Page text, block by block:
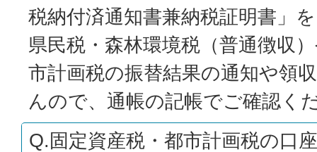
税納付済通知書兼納税証明書」
県民税・森林環境税（普通徴収
市計画税の振替結果の通知や領
んので、通帳の記帳でご確認く
Q.固定資産税・都市計画税の口